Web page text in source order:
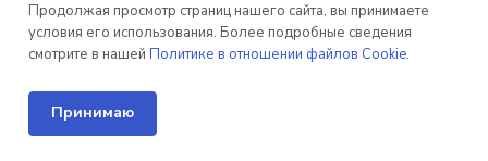
Разработано в
Продолжая просмотр страниц нашего сайта, вы принимаете
условия его использования. Более подробные сведения
смотрите в нашей Политике в отношении файлов Cookie.
Принимаю